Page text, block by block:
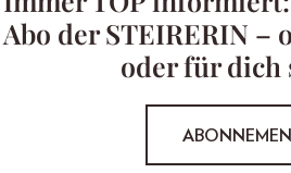
Abo der STEIRERIN –
oder für dich